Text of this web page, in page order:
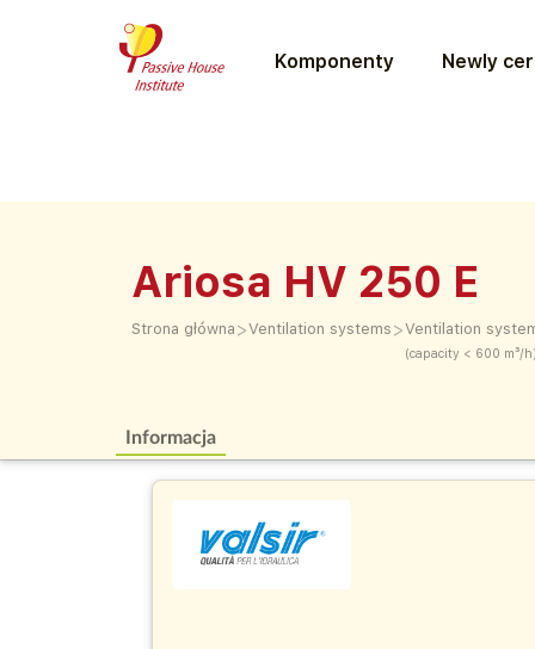
Komponenty Newly
Ariosa HV 250 E
Strona główna >Ventilation systems >Ventilation
(capacity < 600 m³/
Informacja